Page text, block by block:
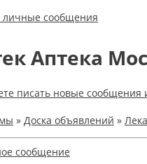
личные сообщения
Аптека
» Доска объявлений »